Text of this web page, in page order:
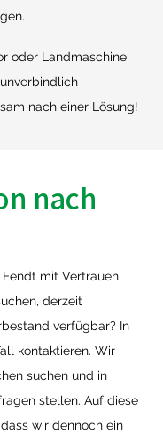
oder Landmaschine
nach einer Lösung!
nach
mit Vertrauen
derzeit
verfügbar? In
kontaktieren. Wir
suchen und in
stellen. Auf diese
wir dennoch ein